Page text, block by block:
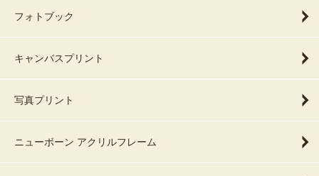
フォトブック
キャンバスプリント
写真プリント
ニューボーン アクリルフレーム